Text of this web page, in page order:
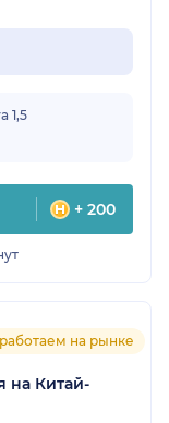
1,5
+ 200
на рынке
на Китай-